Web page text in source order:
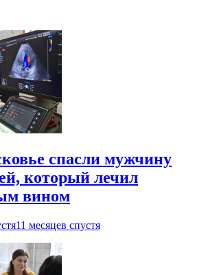
спасли мужчину
который лечил
вином
11 месяцев спустя